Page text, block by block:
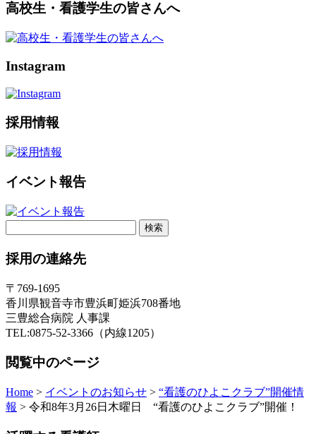
高校生・看護学生の皆さんへ
Instagram
採用情報
イベント報告
採用の連絡先
〒769-1695
香川県観音寺市豊浜町姫浜708番地
三豊総合病院 人事課
TEL:0875-52-3366（内線1205）
閲覧中のページ
Home > イベントのお知らせ > “看護のひよこクラブ”開催情
報 > 令和8年3月26日木曜日 “看護のひよこクラブ”開催！